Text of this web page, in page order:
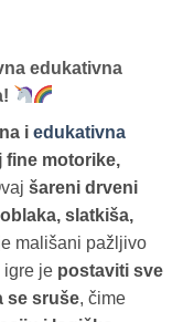
edukativna
i edukativna
fine motorike,
šareni drveni
slatkiša,
mališani pažljivo
igre je postaviti sve
se sruše, čime